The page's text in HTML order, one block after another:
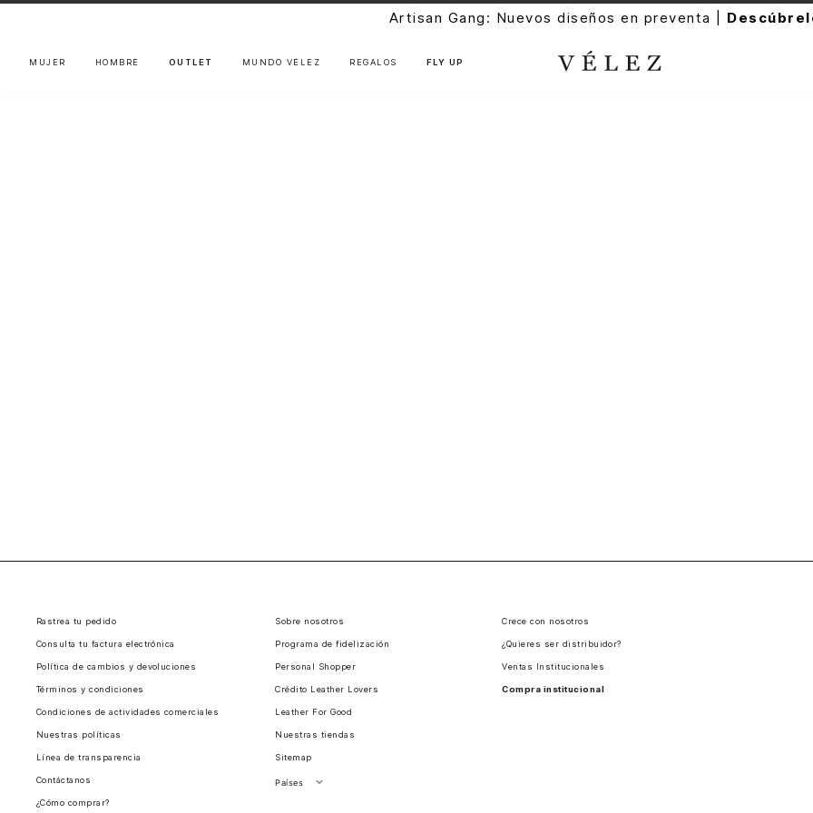
Artisan Gang: Nuevos diseños en preventa |
MUJER HOMBRE OUTLET MUNDO VÉLEZ REGALOS FLY UP
Rastrea tu pedido
Consulta tu factura electrónica
Política de cambios y devoluciones
Términos y condiciones
Condiciones de actividades comerciales
Nuestras políticas
Línea de transparencia
Contáctanos
¿Cómo comprar?
Sobre nosotros
Programa de fidelización
Personal Shopper
Crédito Leather Lovers
Leather For Good
Nuestras tiendas
Sitemap
Países
Crece con nosotros
¿Quieres ser distribuidor?
Ventas Institucionales
Compra institucional